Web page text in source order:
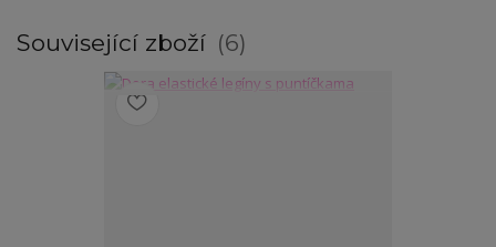
Související zboží 6